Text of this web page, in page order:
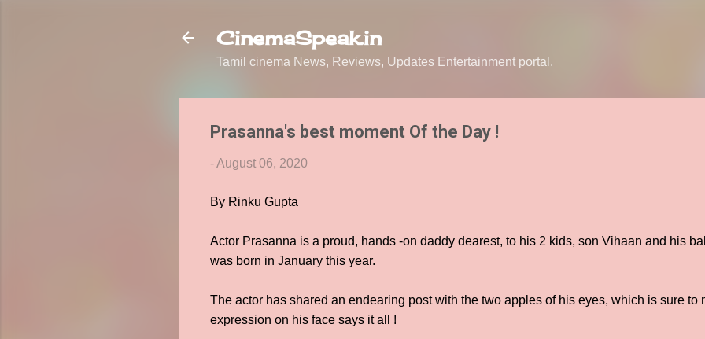
CinemaSpeak.in
Tamil cinema News, Reviews, Updates Entertainment portal.
Prasanna's best moment Of the Day !
-August 06, 2020
By Rinku Gupta
Actor Prasanna is a proud, hands -on daddy dearest, to his 2 kids, son Vihaan and his
was born in January this year.
The actor has shared an endearing post with the two apples of his eyes, which is sure to
expression on his face says it all !